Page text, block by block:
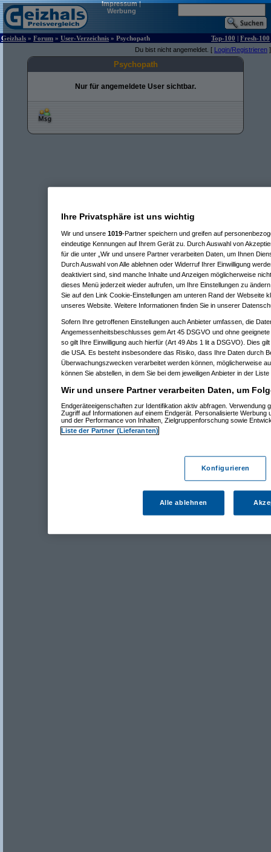
Impressum|
Werbung
Geizhals » Forum » User-Verzeichnis » Psychopath Top-100 | Fresh-100
Du bist nicht angemeldet. [ Login/Registrieren ]
Psychopath
Nur für angemeldete User sichtbar.
Ihre Privatsphäre ist uns wichtig
Wir und unsere 1019-Partner speichern und greifen auf
eindeutige Kennungen auf Ihrem Gerät zu. Durch Auswahl von
für die unter „Wir und unsere Partner verarbeiten Daten, um Ihnen
Durch Auswahl von Alle ablehnen oder Widerruf Ihrer Einwilligung
deaktiviert sind, sind manche Inhalte und Anzeigen möglicherweise
dieses Menü jederzeit wieder aufrufen, um Ihre Einstellungen zu
Sie auf den Link Cookie-Einstellungen am unteren Rand der Webseite
unseres Website. Weitere Informationen finden Sie in unserer
Sofern Ihre getroffenen Einstellungen auch Anbieter umfassen, die
Angemessenheitsbeschlusses gem Art 45 DSGVO und ohne
so gilt Ihre Einwilligung auch hierfür (Art 49 Abs 1 lit a DSGVO). Dies
die USA. Es besteht insbesondere das Risiko, dass Ihre Daten durch
Überwachungszwecken verarbeitet werden können, möglicherweise
können Sie abstellen, in dem Sie bei dem jeweiligen Anbieter in der
Wir und unsere Partner verarbeiten Daten, um
Endgeräteeigenschaften zur Identifikation aktiv abfragen. Verwendung
Zugriff auf Informationen auf einem Endgerät. Personalisierte Werbung
und der Performance von Inhalten, Zielgruppenforschung sowie
Liste der Partner (Lieferanten)
Konfigurieren
Alle ablehnen